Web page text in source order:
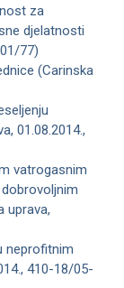
za
djelatnosti
77)
(Carinska
01.08.2014.,
vatrogasnim
uprava,
neprofitnim
410-18/05-